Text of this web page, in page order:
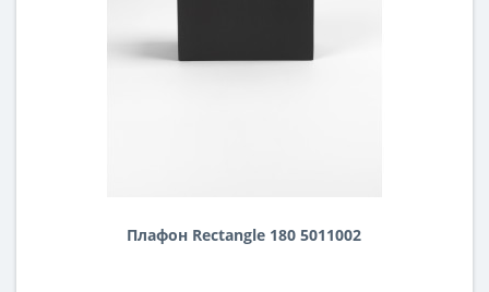
Плафон Rectangle 180 5011002